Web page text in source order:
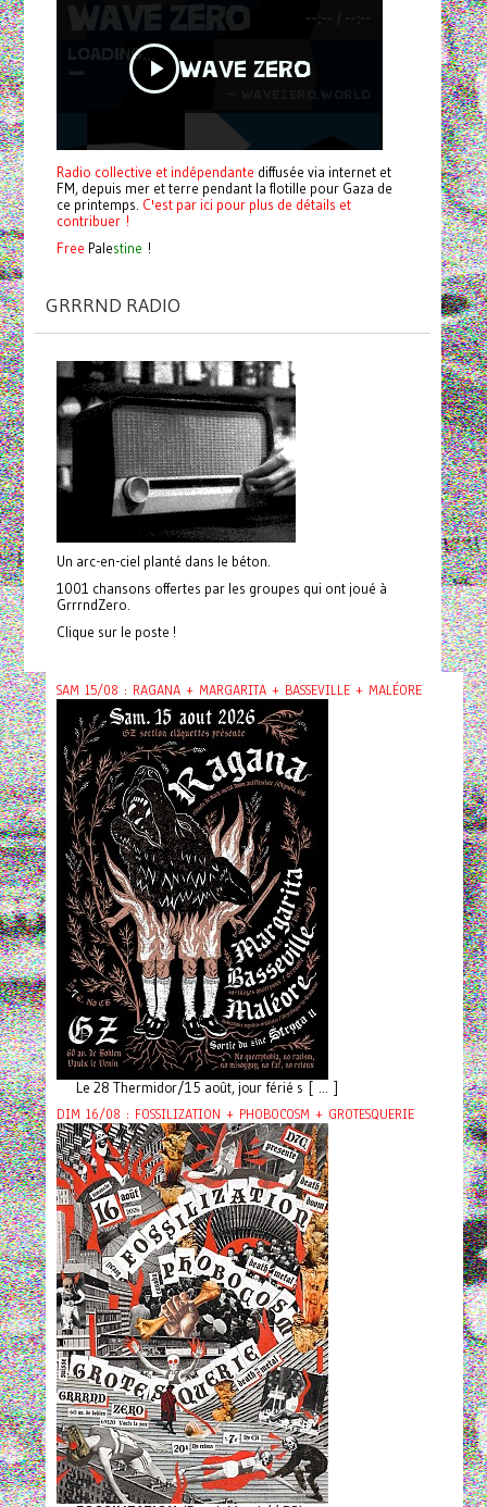
Radio collective et indépendante diffusée via internet et
FM, depuis mer et terre pendant la flotille pour Gaza de
ce printemps. C'est par ici pour plus de détails et
contribuer !
Free Palestine !
GRRRND RADIO
Un arc-en-ciel planté dans le béton.
1001 chansons offertes par les groupes qui ont joué à
GrrrndZero.
Clique sur le poste !
SAM 15/08 : RAGANA + MARGARITA + BASSEVILLE + MALÉORE
Le 28 Thermidor/15 août, jour férié s [ ... ]
DIM 16/08 : FOSSILIZATION + PHOBOCOSM + GROTESQUERIE